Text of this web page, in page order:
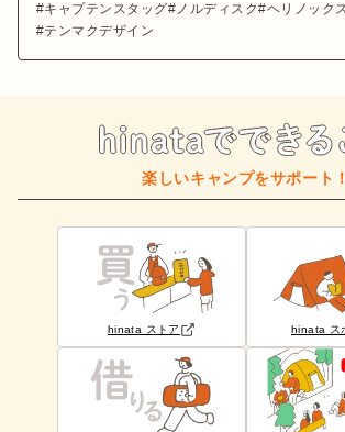
キャプテンスタッグ
ノルディスク ヘリノック
テンマクデザイン
楽しいキャンプをサポート！
hinata ストア hinata ス